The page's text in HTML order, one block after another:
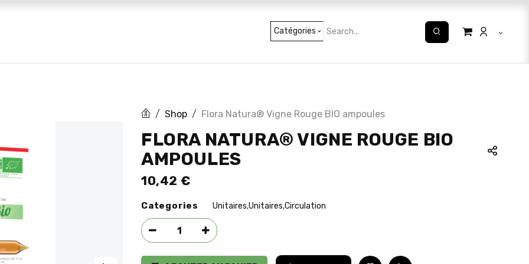
Catégories
Shop Flora Natura® Vigne Rouge BIO ampoules
FLORA NATURA® VIGNE ROUGE BIO
AMPOULES
10,42 €
Categories Unitaires,Unitaires,Circulation